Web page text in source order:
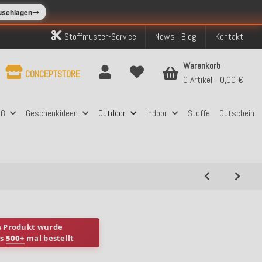
➞
Stoffmuster-Service News | Blog Kontakt
Geschenkideen Outdoor Indoor Stoffe Gutschein
CONCEPTSTORE
Warenkorb
0 Artikel
0,00 €
Produkt wurde
500+ mal bestellt